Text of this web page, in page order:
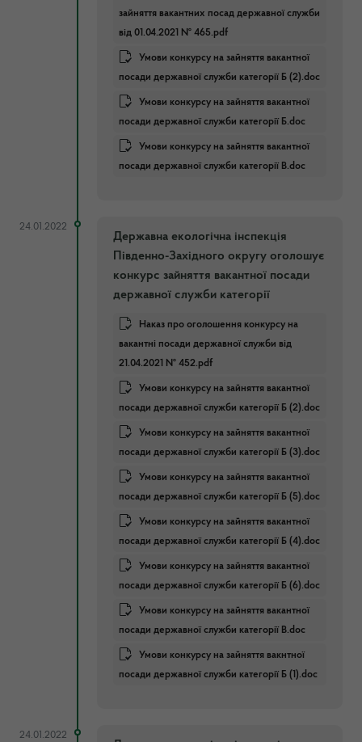
зайняття вакантних посад державної служби
від 01.04.2021 № 465.pdf
Умови конкурсу на зайняття вакантної
посади державної служби категорії Б (2).doc
Умови конкурсу на зайняття вакантної
посади державної служби категорії Б.doc
Умови конкурсу на зайняття вакантної
посади державної служби категорії В.doc
24.01.2022
Державна екологічна інспекція
Південно-Західного округу оголошує
конкурс зайняття вакантної посади
державної служби категорії
Наказ про оголошення конкурсу на
вакантні посади державної служби від
21.04.2021 № 452.pdf
Умови конкурсу на зайняття вакантної
посади державної служби категорії Б (2).doc
Умови конкурсу на зайняття вакантної
посади державної служби категорії Б (3).doc
Умови конкурсу на зайняття вакантної
посади державної служби категорії Б (5).doc
Умови конкурсу на зайняття вакантної
посади державної служби категорії Б (4).doc
Умови конкурсу на зайняття вакантної
посади державної служби категорії Б (6).doc
Умови конкурсу на зайняття вакантної
посади державної служби категорії В.doc
Умови конкурсу на зайняття вакнтної
посади державної служби категорії Б (1).doc
24.01.2022